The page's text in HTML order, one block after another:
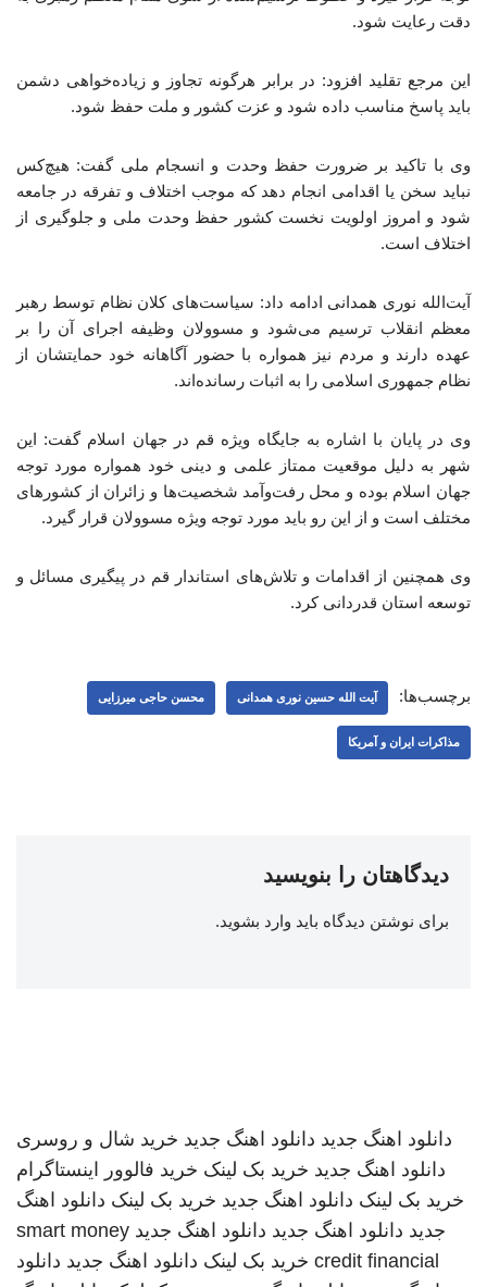
دقت رعایت شود.
این مرجع تقلید افزود: در برابر هرگونه تجاوز و زیاده‌خواهی دشمن
باید پاسخ مناسب داده شود و عزت کشور و ملت حفظ شود.
وی با تاکید بر ضرورت حفظ وحدت و انسجام ملی گفت: هیچ‌کس
نباید سخن یا اقدامی انجام دهد که موجب اختلاف و تفرقه در جامعه
شود و امروز اولویت نخست کشور حفظ وحدت ملی و جلوگیری از
اختلاف است.
آیت‌الله نوری همدانی ادامه داد: سیاست‌های کلان نظام توسط رهبر
معظم انقلاب ترسیم می‌شود و مسوولان وظیفه اجرای آن را بر
عهده دارند و مردم نیز همواره با حضور آگاهانه خود حمایتشان از
نظام جمهوری اسلامی را به اثبات رسانده‌اند.
وی در پایان با اشاره به جایگاه ویژه قم در جهان اسلام گفت: این
شهر به دلیل موقعیت ممتاز علمی و دینی خود همواره مورد توجه
جهان اسلام بوده و محل رفت‌وآمد شخصیت‌ها و زائران از کشورهای
مختلف است و از این رو باید مورد توجه ویژه مسوولان قرار گیرد.
وی همچنین از اقدامات و تلاش‌های استاندار قم در پیگیری مسائل و
توسعه استان قدردانی کرد.
برچسب‌ها: آیت الله حسین نوری همدانی محسن حاجی میرزایی
مذاکرات ایران و آمریکا
دیدگاهتان را بنویسید
برای نوشتن دیدگاه باید وارد بشوید.
دانلود اهنگ جدید دانلود اهنگ جدید خرید شال و روسری
دانلود اهنگ جدید خرید بک لینک خرید فالوور اینستاگرام
خرید بک لینک دانلود اهنگ جدید خرید بک لینک دانلود اهنگ
جدید دانلود اهنگ جدید دانلود اهنگ جدید smart money
credit financial خرید بک لینک دانلود اهنگ جدید دانلود